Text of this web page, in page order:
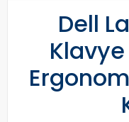
Dell
Klavye